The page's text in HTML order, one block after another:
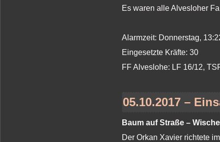
Es waren alle Alvesloher
Alarmzeit: Donnerstag,
Eingesetzte Kräfte: 30
FF Alveslohe: LF 16/12,
05.10.2017 –
Baum auf Straße –
Der Orkan Xavier richtete